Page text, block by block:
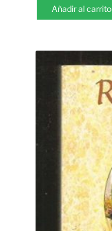
Añadir al carrito